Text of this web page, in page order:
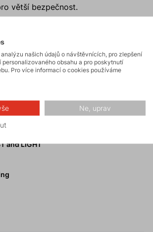
větší bezpečnost.
and LIGHT
našich údajů o návštěvnících, pro zlepšení
personalizovaného obsahu a pro poskytnutí
Pro více informací o cookies používáme
Ne, uprav